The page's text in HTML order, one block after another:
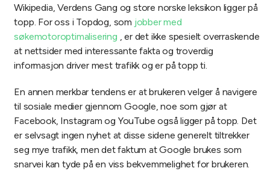
Wikipedia, Verdens Gang og store norske leksikon ligger på
topp. For oss i Topdog, som jobber med
søkemotoroptimalisering , er det ikke spesielt overraskende
at nettsider med interessante fakta og troverdig
informasjon driver mest trafikk og er på topp ti.
En annen merkbar tendens er at brukeren velger å navigere
til sosiale medier gjennom Google, noe som gjør at
Facebook, Instagram og YouTube også ligger på topp. Det
er selvsagt ingen nyhet at disse sidene generelt tiltrekker
seg mye trafikk, men det faktum at Google brukes som
snarvei kan tyde på en viss bekvemmelighet for brukeren.